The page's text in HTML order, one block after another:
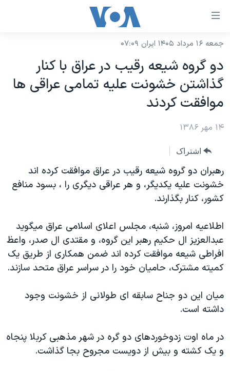
لینکهای
دسترسی
جهش
به
محتوای
اصلی
به
صفحه
جهش
به
جستجو
نسخه سبک وب‌سایت
موضوع ها
ایران
آمریکا
جهان
ورزشی
گزیده‌ها
ویژه برنامه‌ها
ویدیوها
فرهنگ و زندگی
حقوق شهروندی
علم و فناوری
اسرائیل در جنگ
گالری عکس
آرشیو پخش زنده
برنامه های تلویزیونی
جدول برنامه ها
صفحه‌های ویژه
جام جهانی ۲۰۲۶
عملیات خشم حماسی
۲۵۰سالگی آمریکا
بایگانی برنامه‌های تلویزیونی
مستندها
انتخابات ریاست جمهوری آمریکا ۲۰۲۴
رمز مهسا
ورزش زنان در ایران
اعتراضات زن، زندگی، آزادی
مجموعه مستندهای دادخواهی
فرکانس‌های صدای آمریکا
پخش رادیویی
دنبال کنید
زبانهای مختلف
جمعه ۱۶ مرداد ۱۴۰۵ ایران ۰۷:۰۹
دو گروه شيعه رقيب در عراق با کنار
گذاشتن خشونت عليه تمامی عراقی ها
موافقت کردند
۱۴ مهر ۱۳۸۶
اشتراک
رهبران دو گروه شيعه رقيب در عراق موافقت کرده اند
خشونت عليه يکديگر، و هر عراقی ديگری را ، بسود منافع
کشور، کنار بگذارند.
اطلاعيه امروز، شنبه، مجلس اعلای اسلامی عراق ميگويد
عبدالعزيز ال حکيم رهبر اين گروه، و مقتدی ال صدر، واعظ
افراطی شيعه موافقت کرده اند ضمن همکاری از طريق يک
کميته مشترک، حاميان خود را در سراسر عراق متحد سازند.
ميان اين دو جناح سابقه ای طولانی از خشونت وجود
داشته است.
در ماه اوت زدوخوردهای دو گره در شهر مذهبی کربلا پنجاه
و يک کشته و بيش از دويست مجروح بجا گذاشت.